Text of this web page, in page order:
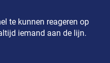
te kunnen reageren op
iemand aan de lijn.